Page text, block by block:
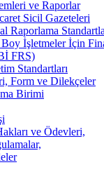
ve Raporlar
Sicil Gazeteleri
Raporlama
İşletmeler İçin
FRS)
Standartları
Form ve Dilekçeler
Birimi
ve Ödevleri,